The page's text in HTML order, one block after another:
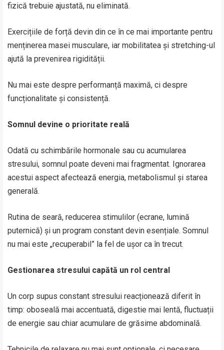
fizică trebuie ajustată, nu eliminată.
Exercițiile de forță devin din ce în ce mai importante pentru
menținerea masei musculare, iar mobilitatea și stretching-ul
ajută la prevenirea rigidității.
Nu mai este despre performanță maximă, ci despre
funcționalitate și consistență.
Somnul devine o prioritate reală
Odată cu schimbările hormonale sau cu acumularea
stresului, somnul poate deveni mai fragmentat. Ignorarea
acestui aspect afectează energia, metabolismul și starea
generală.
Rutina de seară, reducerea stimulilor (ecrane, lumină
puternică) și un program constant devin esențiale. Somnul
nu mai este „recuperabil” la fel de ușor ca în trecut.
Gestionarea stresului capătă un rol central
Un corp supus constant stresului reacționează diferit în
timp: oboseală mai accentuată, digestie mai lentă, fluctuații
de energie sau chiar acumulare de grăsime abdominală.